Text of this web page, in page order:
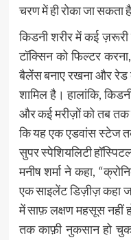
चरण में ही रोका जा सकता
किडनी शरीर में कई
टॉक्सिन को फिल्टर
बैलेंस बनाए रखना और
शामिल है। हालांकि,
और कई मरीज़ों को तब तक
कि यह एक एडवांस स्टेज
सुपर स्पेशियलिटी
मनीष शर्मा ने कहा,
एक साइलेंट डिज़ीज़ कहा
में साफ़ लक्षण महसूस नहीं
तक काफ़ी नुकसान हो